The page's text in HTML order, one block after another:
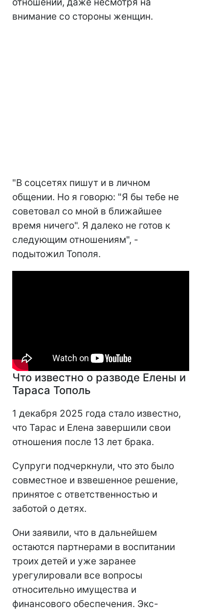
отношений, даже несмотря на
внимание со стороны женщин.
"В соцсетях пишут и в личном
общении. Но я говорю: "Я бы тебе не
советовал со мной в ближайшее
время ничего". Я далеко не готов к
следующим отношениям", -
подытожил Тополя.
Что известно о разводе Елены и
Тараса Тополь
1 декабря 2025 года стало известно,
что Тарас и Елена завершили свои
отношения после 13 лет брака.
Супруги подчеркнули, что это было
совместное и взвешенное решение,
принятое с ответственностью и
заботой о детях.
Они заявили, что в дальнейшем
остаются партнерами в воспитании
троих детей и уже заранее
урегулировали все вопросы
относительно имущества и
финансового обеспечения. Экс-